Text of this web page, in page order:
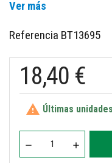
Ver más
Referencia BT13695
18,40 €
 Últimas